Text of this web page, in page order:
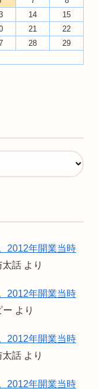
14
15
21
22
28
29
2012年開業当時
太話 より
2012年開業当時
ー より
2012年開業当時
太話 より
2012年開業当時